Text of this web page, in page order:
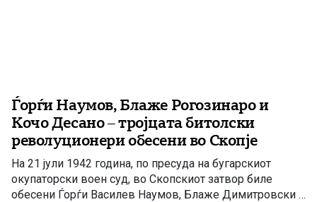
Ѓорѓи Наумов, Блаже Рогозинаро и
Кочо Десано – тројцата битолски
револуционери обесени во Скопје
На 21 јули 1942 година, по пресуда на бугарскиот
окупаторски воен суд, во Скопскиот затвор биле
обесени Ѓорѓи Василев Наумов, Блаже Димитровски –